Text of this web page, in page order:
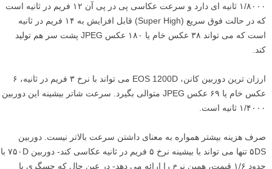
۱/۸۰۰۰ ثانیه ای دارد و سرعت عکاسی پی در پی آن ۱۲ فریم در ثانیه است
که در حالت فوق سریع (Super High) قابل افزایش به ۱۴ فریم در ثانیه
است که می تواند ۳۸ عکس خام یا ۱۸۰ عکس JPEG پشت سر هم تولید
کند.
ارزان ترین دوربین کانن، EOS 1200D می تواند با نرخ ۳ فریم در ثانیه، ۶
عکس خام یا ۶۹ عکس JPEG متوالی بگیرد. سرعت شاتر بیشینه این دوربین
۱/۴۰۰۰ ثانیه است.
صرف هزینه بیشتر همواره به معنای داشتن سرعت بالاتر نیست. دوربین
۵DS تنها می تواند با بیشینه نرخ ۵ فریم در ثانیه عکاسی کند- دوربین ۷۵۰D با
حدود ۱/۶ قیمت، همین نرخ را ارائه می دهد- در عین حال که حسگری با